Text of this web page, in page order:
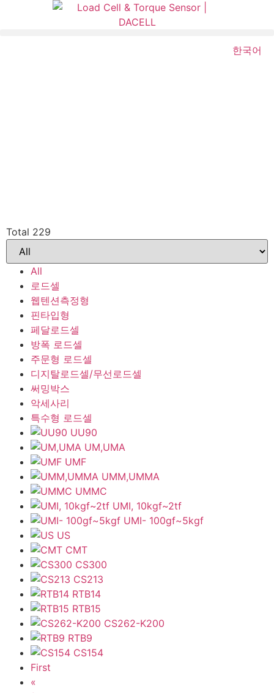
한국어
Total 229
All
로드셀
웹텐션측정형
핀타입형
페달로드셀
방폭 로드셀
주문형 로드셀
디지탈로드셀/무선로드셀
써밍박스
악세사리
특수형 로드셀
UU90
UM,UMA
UMF
UMM,UMMA
UMMC
UMI, 10kgf~2tf
UMI- 100gf~5kgf
US
CMT
CS300
CS213
RTB14
RTB15
CS262-K200
RTB9
CS154
First
«